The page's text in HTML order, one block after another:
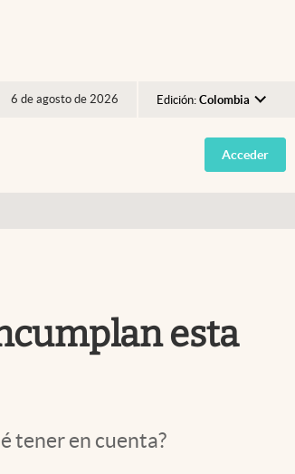
6 de agosto de 2026 Edición: Colombia
Argentina
España
Acceder
esta
tener en cuenta?